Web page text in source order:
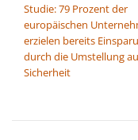
Studie: 79 Prozent der
europäischen
erzielen bereits
durch die Umstellung
Sicherheit